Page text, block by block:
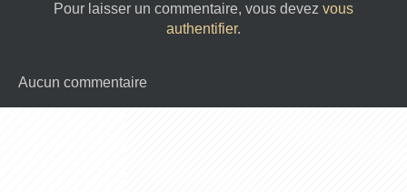
Pour laisser un commentaire, vous devez vous
authentifier.
Aucun commentaire